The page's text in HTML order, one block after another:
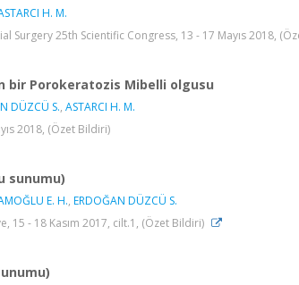
H. M.
Surgery 25th Scientific Congress, 13 - 17 Mayıs 2018,
Porokeratozis Mibelli olgusu
DÜZCÜ S., ASTARCI H. M.
2018, (Özet Bildiri)
sunumu)
E. H., ERDOĞAN DÜZCÜ S.
15 - 18 Kasım 2017, cilt.1, (Özet Bildiri)